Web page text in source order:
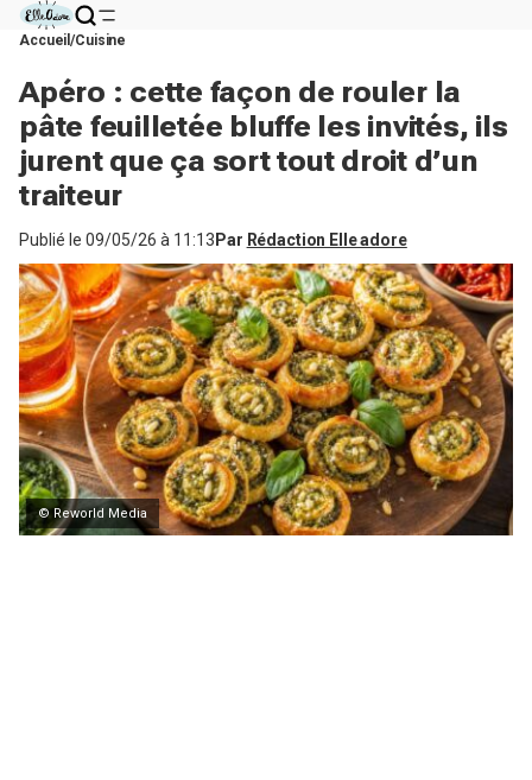
Accueil Cuisine
Apéro : cette façon de rouler la
pâte feuilletée bluffe les invités, ils
jurent que ça sort tout droit d’un
traiteur
Publié le 09/05/26 à 11:13 Par Rédaction Elle adore
© Reworld Media